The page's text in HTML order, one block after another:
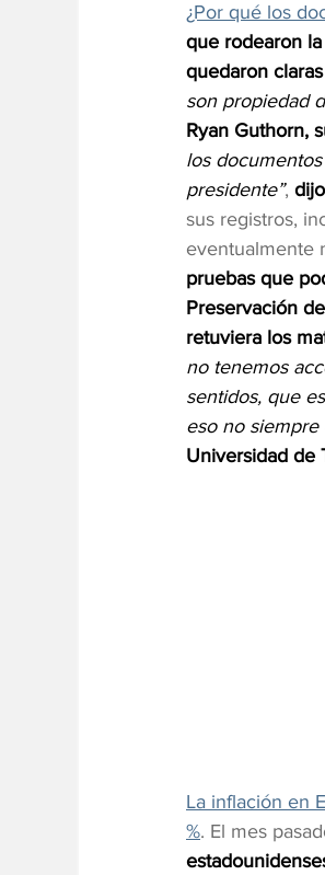
¿Por qué los
que rodearon
quedaron
son propiedad
Ryan Guthorn,
los
presidente”,
sus registros,
eventualmente
pruebas que
Preservación
retuviera los
no tenemos
sentidos, que
eso no siempre
Universidad de
La inflación en
%. El mes